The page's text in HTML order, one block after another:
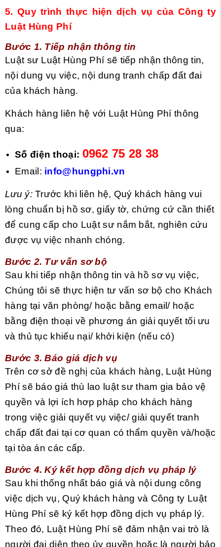
5. Quytrình thực hiện dịch vụ của Công ty
Luật Hùng Phí
Bước 1. Tiếp nhận thông tin
Luật sư Luật Hùng Phí sẽ tiếp nhận thông tin,
nội dung vụ việc, nội dung tranh chấp đất đai
của khách hàng.
Khách hàng liên hệ với Luật Hùng Phí thông
qua:
Số điện thoại: 0962 75 28 38
Email: info@hungphi.vn
Lưu ý:Trước khi liên hệ, Quý khách hàng vui
lòng chuẩn bị hồ sơ, giấy tờ, chứng cứ cần thiết
để cung cấp cho Luật sư nắm bắt, nghiên cứu
được vụ việc nhanh chóng.
Bước 2. Tư vấn sơ bộ
Sau khi tiếp nhận thông tin và hồ sơ vụ việc,
Chúng tôi sẽ thực hiện tư vấn sơ bộ cho Khách
hàng tại văn phòng/ hoặc bằng email/ hoặc
bằng điện thoại về phương án giải quyết tối ưu
và thủ tục khiếu nại/ khởi kiện (nếu có)
Bước 3. Báo giá dịch vụ
Trên cơ sở đề nghị của khách hàng, Luật Hùng
Phí sẽ báo giá thù lao luật sư tham gia bảo vệ
quyền và lợi ích hơp pháp cho khách hàng
trong việc giải quyết vụ việc/ giải quyết tranh
chấp đất đai tại cơ quan có thẩm quyền và/hoặc
tại tòa án các cấp.
Bước 4. Ký kết hợp đồng dịch vụ pháp lý
Sau khi thống nhất báo giá và nội dung công
việc dịch vụ, Quý khách hàng và Công ty Luật
Hùng Phí sẽ ký kết hợp đồng dịch vụ pháp lý.
Theo đó, Luật Hùng Phí sẽ đảm nhận vai trò là
người đại diện theo ủy quyền hoặc là người bảo